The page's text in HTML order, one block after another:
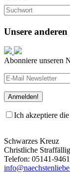
Unsere
Abonniere unseren
Ich akzeptiere
Schwarzes Kreuz
Christliche
Telefon: 05141-